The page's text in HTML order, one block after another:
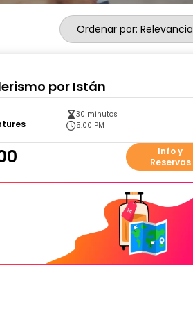
Ordenar por: Relevancia
por Istán
30 minutos
5:00 PM
Info y
Reservas